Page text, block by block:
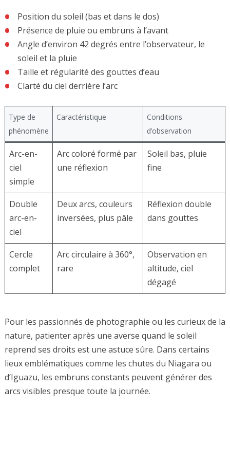
Position du soleil (bas et dans le dos)
Présence de pluie ou embruns à l’avant
Angle d’environ 42 degrés entre l’observateur, le
soleil et la pluie
Taille et régularité des gouttes d’eau
Clarté du ciel derrière l’arc
Type de
phénomène
Caractéristique
Conditions
d’observation
Arc-en-
ciel
simple
Arc coloré formé par
une réflexion
Soleil bas, pluie
fine
Double
arc-en-
ciel
Deux arcs, couleurs
inversées, plus pâle
Réflexion double
dans gouttes
Cercle
complet
Arc circulaire à 360°,
rare
Observation en
altitude, ciel
dégagé
Pour les passionnés de photographie ou les curieux de la
nature, patienter après une averse quand le soleil
reprend ses droits est une astuce sûre. Dans certains
lieux emblématiques comme les chutes du Niagara ou
d’Iguazu, les embruns constants peuvent générer des
arcs visibles presque toute la journée.